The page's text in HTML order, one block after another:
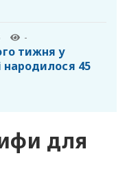
-
тижня у
народилося 45
для